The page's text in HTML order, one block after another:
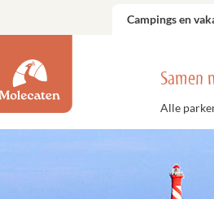
Campings en
Samen
Alle